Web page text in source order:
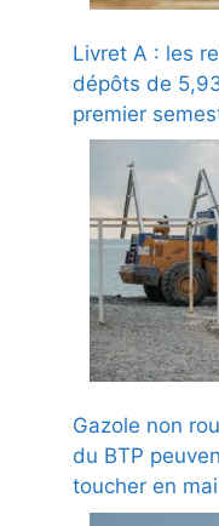
Livret A : les
dépôts de
premier
Gazole non
du BTP
toucher en mai